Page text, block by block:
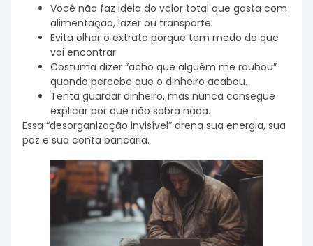
Você não faz ideia do valor total que gasta com
alimentação, lazer ou transporte.
Evita olhar o extrato porque tem medo do que
vai encontrar.
Costuma dizer “acho que alguém me roubou”
quando percebe que o dinheiro acabou.
Tenta guardar dinheiro, mas nunca consegue
explicar por que não sobra nada.
Essa “desorganização invisível” drena sua energia, sua
paz e sua conta bancária.